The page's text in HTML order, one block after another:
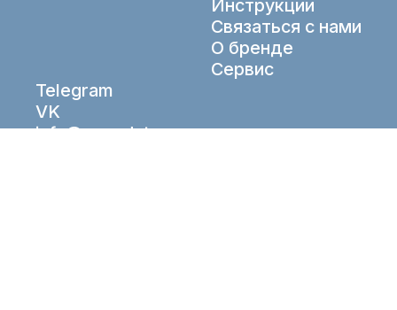
Инструкции
Связаться с нами
О бренде
Сервис
Telegram
VK
info@aqueduto.ru